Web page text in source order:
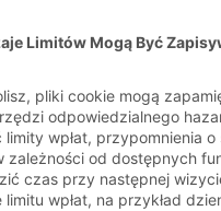
Limitów Mogą Być
pliki cookie mogą
odpowiedzialnego
limity wpłat, przypomnienia o
zależności od dostępnych
czas przy następnej
wpłat, na przykład